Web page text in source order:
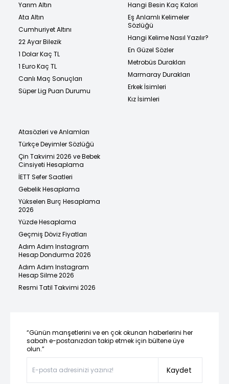
Yarım Altın
Ata Altın
Cumhuriyet Altını
22 Ayar Bilezik
1 Dolar Kaç TL
1 Euro Kaç TL
Canlı Maç Sonuçları
Süper Lig Puan Durumu
Hangi Besin Kaç Kalori
Eş Anlamlı Kelimeler
Sözlüğü
Hangi Kelime Nasıl Yazılır?
En Güzel Sözler
Metrobüs Durakları
Marmaray Durakları
Erkek İsimleri
Kız İsimleri
Atasözleri ve Anlamları
Türkçe Deyimler Sözlüğü
Çin Takvimi 2026 ve Bebek
Cinsiyeti Hesaplama
İETT Sefer Saatleri
Gebelik Hesaplama
Yükselen Burç Hesaplama
2026
Yüzde Hesaplama
Geçmiş Döviz Fiyatları
Adım Adım Instagram
Hesap Dondurma 2026
Adım Adım Instagram
Hesap Silme 2026
Resmi Tatil Takvimi 2026
“Günün manşetlerini ve en çok okunan haberlerini her
sabah e-postanızdan takip etmek için bültene üye
olun.”
Kaydet